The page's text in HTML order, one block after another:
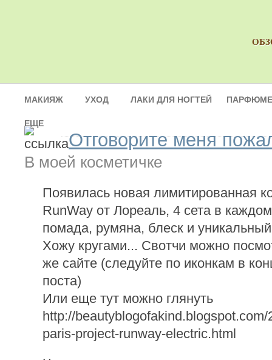
МАКИЯЖ УХОД ЛАКИ ДЛЯ НОГТЕЙ
ЕЩЕ
Отговорите меня
В моей косметичке
Появилась новая лимитированная
RunWay от Лореаль, 4 сета в
помада, румяна, блеск и
Хожу кругами... Свотчи можно
же сайте (следуйте по иконкам в
поста)
Или еще тут можно глянуть
http://
paris-project-runway-electric.html